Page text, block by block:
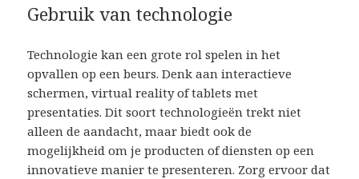
Gebruik van technologie
Technologie kan een grote rol spelen in het
opvallen op een beurs. Denk aan interactieve
schermen, virtual reality of tablets met
presentaties. Dit soort technologieën trekt niet
alleen de aandacht, maar biedt ook de
mogelijkheid om je producten of diensten op een
innovatieve manier te presenteren. Zorg ervoor dat